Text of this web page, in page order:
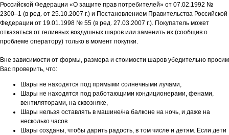
Российской Федерации «О защите прав потребителей» от 07.02.1992 №
2300–1 (в ред. от 25.10.2007 г.) и Постановлением Правительства Российской
Федерации от 19.01.1998 № 55 (в ред. 27.03.2007 г.). Покупатель может
отказаться от гелиевых воздушных шаров или заменить их (сообщив о
проблеме оператору) только в момент покупки.
Вне зависимости от формы, размера и стоимости шаров убедительно просим
Вас проверить, что:
Шары не находятся под прямыми солнечными лучами,
Шары не находятся под работающими кондиционерами, фенами,
вентиляторами, на сквозняке,
Шары нельзя оставлять в машине/на балконе на ночь, и даже на
несколько часов
Шары созданы, чтобы дарить радость, в том числе и детям. Если дети